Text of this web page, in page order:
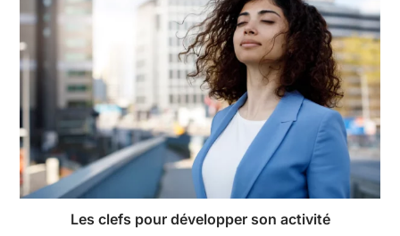
Les clefs pour développer son activité